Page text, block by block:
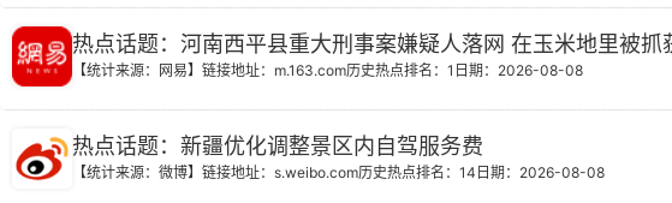
热点话题：河南西平县重大刑事案嫌疑人落网 在玉米地里被抓
【统计来源：网易】链接地址：m.163.com历史热点排名：1 日期：2026-08-08
热点话题：新疆优化调整景区内自驾服务费
【统计来源：微博】链接地址：s.weibo.com历史热点排名：14 日期：2026-08-08